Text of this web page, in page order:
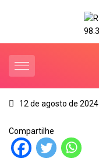
12 de agosto de 2024
Compartilhe